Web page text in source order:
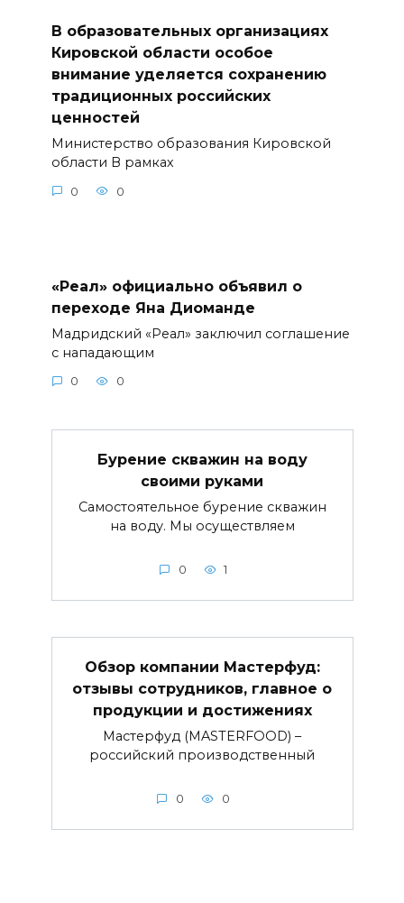
В образовательных организациях
Кировской области особое
внимание уделяется сохранению
традиционных российских
ценностей
Министерство образования Кировской
области В рамках
0 0
«Реал» официально объявил о
переходе Яна Диоманде
Мадридский «Реал» заключил соглашение
с нападающим
0 0
Бурение скважин на воду
своими руками
Самостоятельное бурение скважин
на воду. Мы осуществляем
0 1
Обзор компании Мастерфуд:
отзывы сотрудников, главное о
продукции и достижениях
Мастерфуд (MASTERFOOD) –
российский производственный
0 0